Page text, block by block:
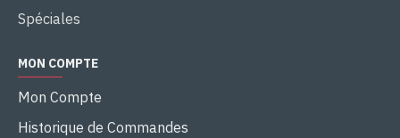
Spéciales
MON COMPTE
Mon Compte
Historique de Commandes